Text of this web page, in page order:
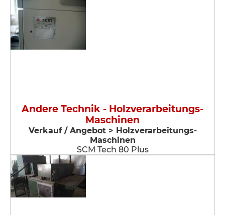
Andere Technik - Holzverarbeitungs-
Maschinen
Verkauf / Angebot > Holzverarbeitungs-
Maschinen
SCM Tech 80 Plus